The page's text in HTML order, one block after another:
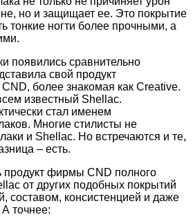
но и защищает ее. Это покрытие
тонкие ногти более прочными, а
появились сравнительно
свой продукт
более знакомая как Creative.
известный Shellac.
стал именем
Многие стилисты не
и Shellac. Но встречаются и те,
– есть.
продукт фирмы CND полного
от других подобных покрытий
составом, консистенцией и даже
точнее: